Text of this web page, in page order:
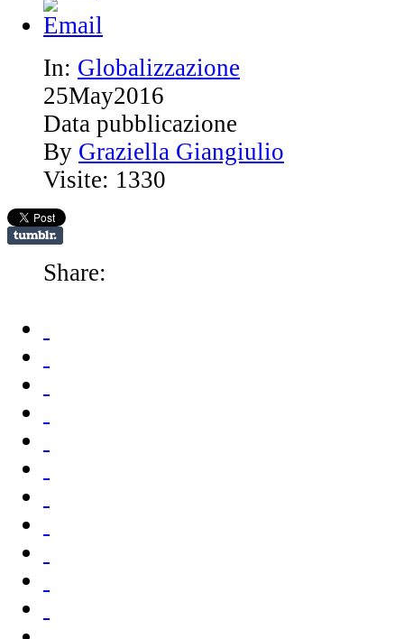
In: Globalizzazione
25May2016
Data pubblicazione
By Graziella Giangiulio
Visite: 1330
Share: